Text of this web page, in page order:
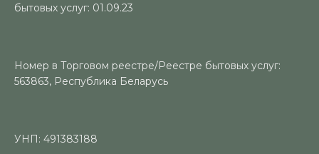
бытовых услуг: 01.09.23
Номер в Торговом реестре/Реестре бытовых услуг:
563863, Республика Беларусь
УНП: 491383188